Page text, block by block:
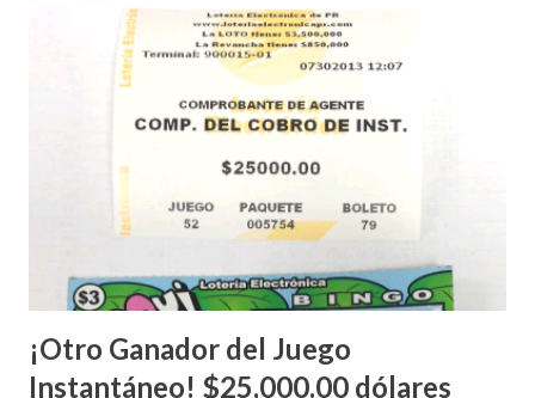
instantáneos”, indicó López. Sobre el sorteo de Powerball,
López explicó que el mismo se continuará realizando en los
Estados Unidos y los jugadores podrán conocer los
números ganadores del mismo a través de la página
aquellos con jugadas anticipadas de los sorteos locales (
Loto, Revancha, Pega 2, Pega 3 Pega 4 ) se les informará
Mientras, que l...
¡Otro Ganador del Juego
Instantáneo! $25,000.00 dólares